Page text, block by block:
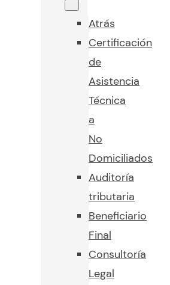
Atrás
Certificación
de
Asistencia
Técnica
a
No
Domiciliados
Auditoría
tributaria
Beneficiario
Final
Consultoría
Legal